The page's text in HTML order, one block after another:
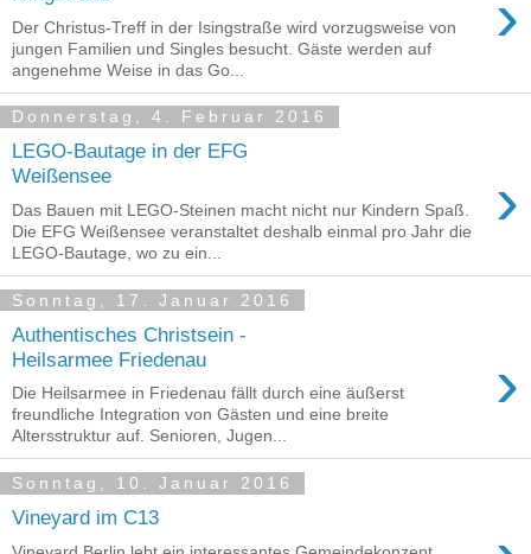
›
Der Christus-Treff in der Isingstraße wird vorzugsweise von
jungen Familien und Singles besucht. Gäste werden auf
angenehme Weise in das Go...
Donnerstag, 4. Februar 2016
LEGO-Bautage in der EFG
Weißensee
›
Das Bauen mit LEGO-Steinen macht nicht nur Kindern Spaß.
Die EFG Weißensee veranstaltet deshalb einmal pro Jahr die
LEGO-Bautage, wo zu ein...
Sonntag, 17. Januar 2016
Authentisches Christsein -
Heilsarmee Friedenau
›
Die Heilsarmee in Friedenau fällt durch eine äußerst
freundliche Integration von Gästen und eine breite
Altersstruktur auf. Senioren, Jugen...
Sonntag, 10. Januar 2016
Vineyard im C13